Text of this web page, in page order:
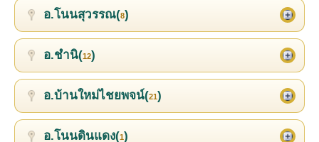
อ.โนนสุวรรณ(8)
อ.ชำนิ(12)
อ.บ้านใหม่ไชยพจน์(21)
อ.โนนดินแดง(1)